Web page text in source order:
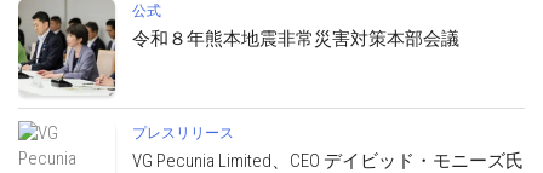
公式
令和８年熊本地震非常災害対策本部会議
プレスリリース
VG Pecunia Limited、CEO デイビッド・モニーズ氏